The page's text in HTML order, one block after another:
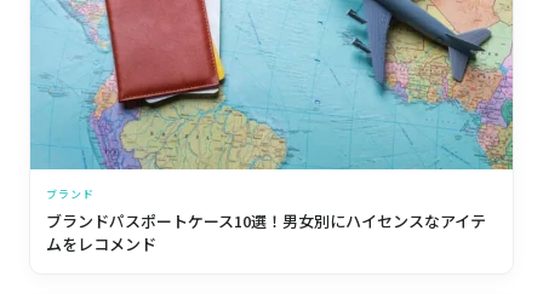
ブランド
ブランドパスポートケース10選！男女別にハイセンスなアイテ
ムをレコメンド